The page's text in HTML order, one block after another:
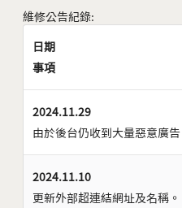
維修公告紀錄:
日期
事項
2024.11.29
由於後台仍收到大量惡意廣
2024.11.10
更新外部超連結網址及名稱。